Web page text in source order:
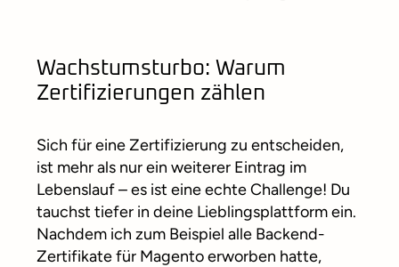
Wachstumsturbo: Warum
Zertifizierungen zählen
Sich für eine Zertifizierung zu entscheiden,
ist mehr als nur ein weiterer Eintrag im
Lebenslauf – es ist eine echte Challenge! Du
tauchst tiefer in deine Lieblingsplattform ein.
Nachdem ich zum Beispiel alle Backend-
Zertifikate für Magento erworben hatte,